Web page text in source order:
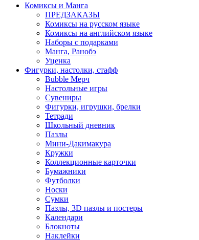
Комиксы и Манга
ПРЕДЗАКАЗЫ
Комиксы на русском языке
Комиксы на английском языке
Наборы с подарками
Манга, Ранобэ
Уценка
Фигурки, настолки, стафф
Bubble Мерч
Настольные игры
Сувениры
Фигурки, игрушки, брелки
Тетради
Школьный дневник
Пазлы
Мини-Дакимакура
Кружки
Коллекционные карточки
Бумажники
Футболки
Носки
Сумки
Пазлы, 3D пазлы и постеры
Календари
Блокноты
Наклейки